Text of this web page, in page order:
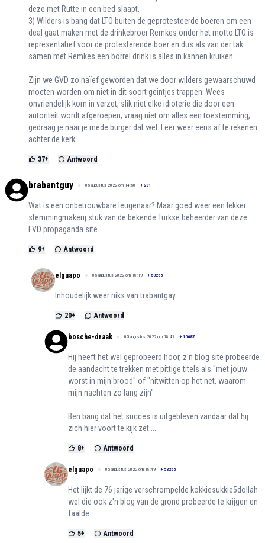
deze met Rutte in een bed slaapt.
3) Wilders is bang dat LTO buiten de geprotesteerde boeren om een
deal gaat maken met de drinkebroer Remkes onder het motto LTO is
representatief voor de protesterende boer en dus als van der tak
samen met Remkes een borrel drink is alles in kannen kruiken.
Zijn we GVD zo naïef geworden dat we door wilders gewaarschuwd
moeten worden om niet in dit soort geintjes trappen. Wees
onvriendelijk kom in verzet, slik niet elke idioterie die door een
autoriteit wordt afgeroepen, vraag niet om alles een toestemming,
gedraag je naar je mede burger dat wel. Leer weer eens af te rekenen
achter de kerk.
37+ Antwoord
brabantguy 05 augustus 2022 om 14:50 + 291
Wat is een onbetrouwbare leugenaar? Maar goed weer een lekker
stemmingmakerij stuk van de bekende Turkse beheerder van deze
FVD propaganda site.
9+ Antwoord
elguapo 05 augustus 2022 om 16:19 + 53256
Inhoudelijk weer niks van trabantgay.
20+ Antwoord
bosche-draak 05 augustus 2022 om 18:47 + 16687
Hij heeft het wel geprobeerd hoor, z'n blog site probeerde
de aandacht te trekken met pittige titels als "met jouw
worst in mijn brood" of "nitwitten op het net, waarom
mijn nachten zo lang zijn"
Ben bang dat het succes is uitgebleven vandaar dat hij
zich hier voort te kijk zet....
8+ Antwoord
elguapo 05 augustus 2022 om 18:49 + 53256
Het lijkt de 76 jarige verschrompelde kokkiesukkie5dollah
wel die ook z'n blog van de grond probeerde te krijgen en
faalde.
5+ Antwoord